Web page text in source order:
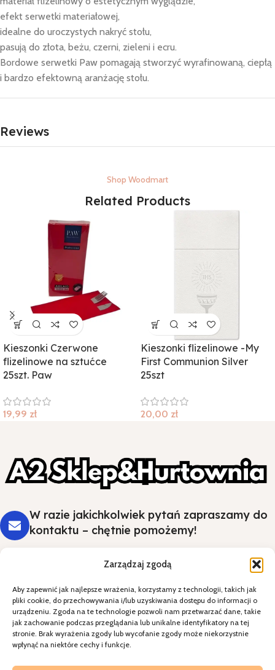
Zarządzaj zgodą
Aby zapewnić jak najlepsze wrażenia, korzystamy z technologii, takich jak
pliki cookie, do przechowywania i/lub uzyskiwania dostępu do informacji o
urządzeniu. Zgoda na te technologie pozwoli nam przetwarzać dane, takie
jak zachowanie podczas przeglądania lub unikalne identyfikatory na tej
stronie. Brak wyrażenia zgody lub wycofanie zgody może niekorzystnie
wpłynąć na niektóre cechy i funkcje.
efekt serwetki materiałowej,
idealne do uroczystych nakryć stołu,
pasują do złota, beżu, czerni, zieleni i ecru.
Bordowe serwetki Paw pomagają stworzyć wyrafinowaną, ciepłą
i bardzo efektowną aranżację stołu.
Reviews
Shop Woodmart
Related Products
Kieszonki Czerwone
flizelinowe na sztućce
25szt. Paw
19,99 zł
Kieszonki flizelinowe -My
First Communion Silver
25szt
20,00 zł
W razie jakichkolwiek pytań zapraszamy do
kontaktu – chętnie pomożemy!
Styl i wygoda na Twoim stole - wybierz
jakość, która robi wrażenie.
Kategorie